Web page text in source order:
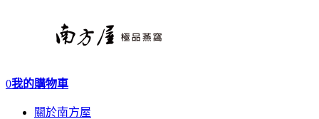
0我的購物車
關於南方屋